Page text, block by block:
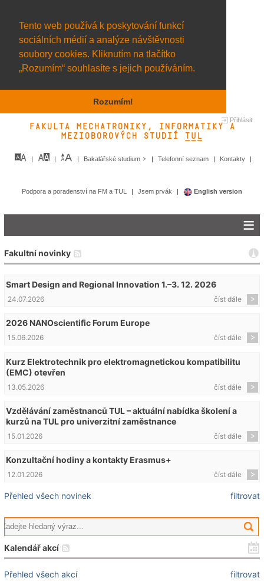
Tento web používá k poskytování funkcí
sociálních médií a analýze návštěvnosti
soubory cookies. Kliknutím na tlačítko
„Rozumím“ souhlasíte s jejich používáním.
Rozumím!
Přihlásit
Fakulta mechatroniky, informatiky a
mezioborových studií TUL&
Bakalářské studium Telefonní seznam Kontakty
Podpora a poradenství na FM a TUL Jsem prvák English version
Fakultní novinky
Smart Design and Regional Innovation 1.–3. 12. 2026
číst dále
24.07.2026
2026 NANOscientific Forum Europe
číst dále
15.06.2026
Kurz Elektrotechnik pro elektromagnetickou kompatibilitu
(EMC) otevřen
číst dále
13.05.2026
Vzdělávání zaměstnanců TUL – aktuální nabídka školení a
kurzů na TUL pro univerzitní zaměstnance
číst dále
15.01.2026
Konzultační hodiny a kontakty Erasmus+
číst dále
12.01.2026
Přehled všech novinek filtrovat
Kalendář akcí
Přehled všech akcí filtrovat